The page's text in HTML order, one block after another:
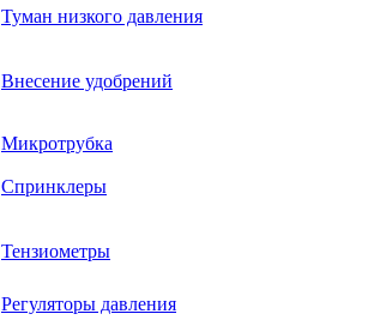
Туман низкого давления
Внесение удобрений
Микротрубка
Спринклеры
Тензиометры
Регуляторы давления